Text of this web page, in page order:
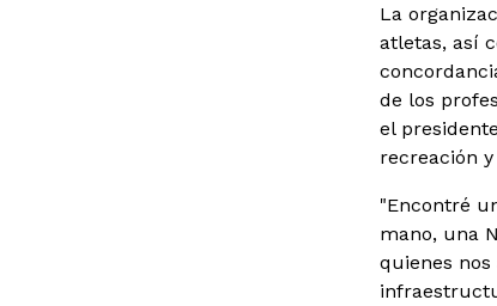
La
atletas, así
de los
el
recreación
"Encontré
mano, una
quienes